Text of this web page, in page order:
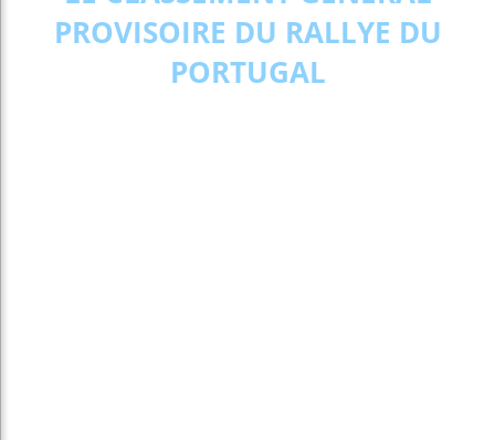
PROVISOIRE DU RALLYE DU
PORTUGAL